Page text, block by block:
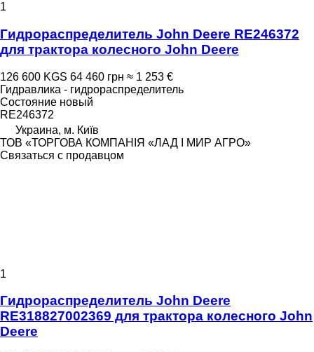
1
Гидрораспределитель John Deere RE246372
для трактора колесного John Deere
126 600 KGS 64 460 грн ≈ 1 253 €
Гидравлика - гидрораспределитель
Состояние новый
RE246372
Украина, м. Київ
ТОВ «ТОРГОВА КОМПАНІЯ «ЛАД І МИР АГРО»
Связаться с продавцом
1
Гидрораспределитель John Deere
RE318827002369 для трактора колесного John
Deere